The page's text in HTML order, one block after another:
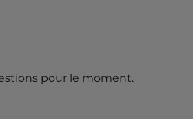
pour le moment.